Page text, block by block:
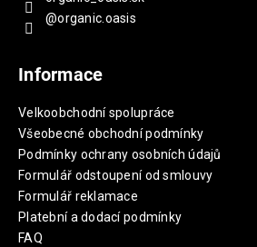
@organic.oasis
Informace
Velkoobchodní spolupráce
Všeobecné obchodní podmínky
Podmínky ochrany osobních údajů
Formulář odstoupení od smlouvy
Formulář reklamace
Platební a dodací podmínky
FAQ